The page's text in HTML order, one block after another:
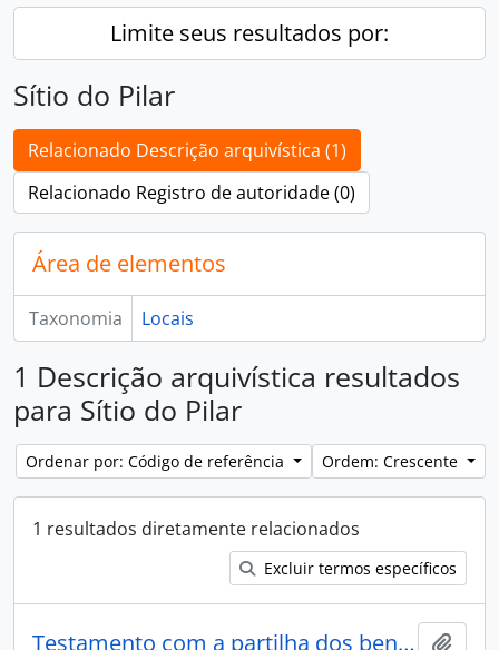
Limite seus resultados por:
Sítio do Pilar
Relacionado Descrição arquivística (1)
Relacionado Registro de autoridade (0)
Área de elementos
Taxonomia Locais
1 Descrição arquivística resultados
para Sítio do Pilar
Ordenar por: Código de referência Ordem: Crescente
1 resultados diretamente relacionados
Excluir termos específicos
Testamento com a partilha dos bens do padre João Pedro de Almeida